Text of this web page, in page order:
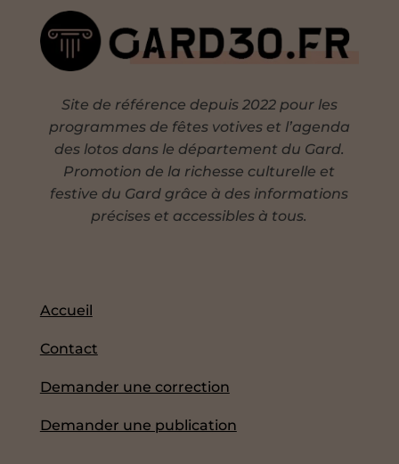
Site de référence depuis 2022 pour les
programmes de fêtes votives et l’agenda
des lotos dans le département du Gard.
Promotion de la richesse culturelle et
festive du Gard grâce à des informations
précises et accessibles à tous.
Accueil
Contact
Demander une correction
Demander une publication